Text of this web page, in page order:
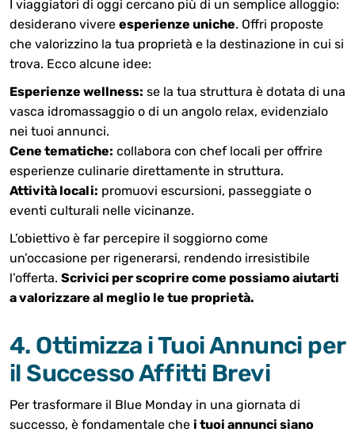
I viaggiatori di oggi cercano più di un semplice alloggio:
desiderano vivere esperienze uniche. Offri proposte
che valorizzino la tua proprietà e la destinazione in cui si
trova. Ecco alcune idee:
Esperienze wellness: se la tua struttura è dotata di una
vasca idromassaggio o di un angolo relax, evidenzialo
nei tuoi annunci.
Cene tematiche: collabora con chef locali per offrire
esperienze culinarie direttamente in struttura.
Attività locali: promuovi escursioni, passeggiate o
eventi culturali nelle vicinanze.
L’obiettivo è far percepire il soggiorno come
un’occasione per rigenerarsi, rendendo irresistibile
l’offerta. Scrivici per scoprire come possiamo aiutarti
a valorizzare al meglio le tue proprietà.
4. Ottimizza i Tuoi Annunci per
il Successo Affitti Brevi
Per trasformare il Blue Monday in una giornata di
successo, è fondamentale che i tuoi annunci siano